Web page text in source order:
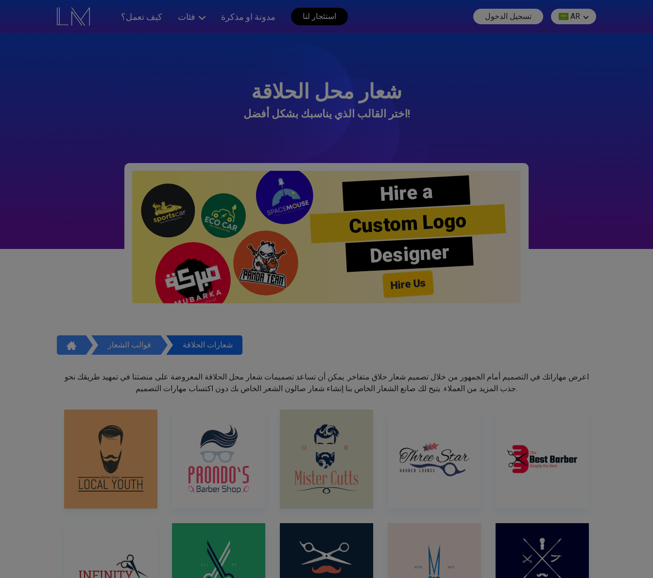
كيف تعمل؟ فئات مدونة او مذكرة استئجار لنا تسجيل الدخول AR
شعار محل الحلاقة
اختر القالب الذي يناسبك بشكل أفضل!
Hire a
Custom Logo
Designer
Hire Us
قوالب الشعار شعارات الحلاقة
اعرض مهاراتك في التصميم أمام الجمهور من خلال تصميم شعار حلاق متفاخر. يمكن أن تساعد تصميمات شعار محل الحلاقة المعروضة على منصتنا في تمهيد طريقك نحو
جذب المزيد من العملاء. يتيح لك صانع الشعار الخاص بنا إنشاء شعار صالون الشعر الخاص بك دون اكتساب مهارات التصميم.